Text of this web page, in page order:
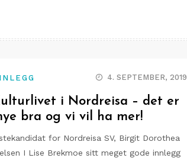
4. SEPTEMBER, 2019
i Nordreisa – det er
bra og vi vil ha mer!
for Nordreisa SV, Birgit Dorothea
I Lise Brekmoe sitt meget gode innlegg